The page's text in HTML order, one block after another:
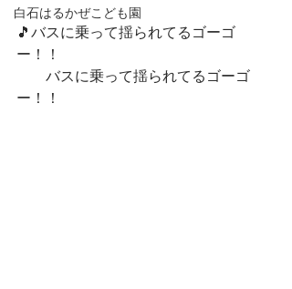
白石はるかぜこども園
🎵バスに乗って揺られてるゴーゴ
ー！！
バスに乗って揺られてるゴーゴ
ー！！